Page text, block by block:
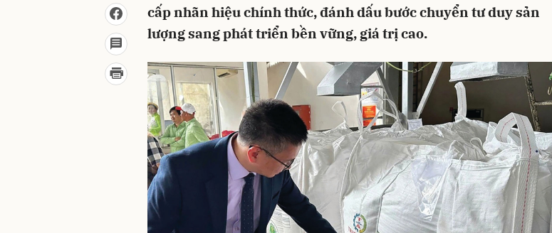
cấp nhãn hiệu chính thức, đánh dấu bước chuyển tư duy sản
lượng sang phát triển bền vững, giá trị cao.